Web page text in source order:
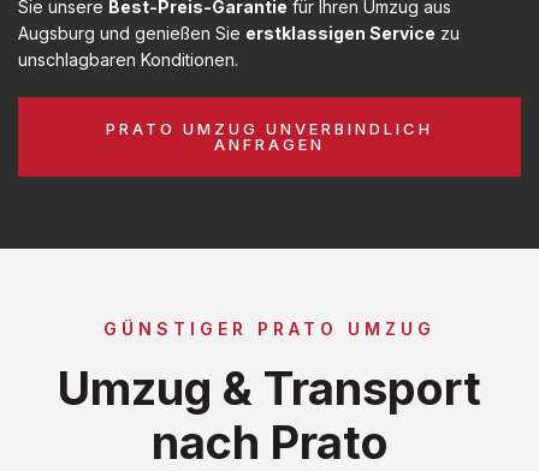
Sie unsere Best-Preis-Garantie für Ihren Umzug aus
Augsburg und genießen Sie erstklassigen Service zu
unschlagbaren Konditionen.
PRATO UMZUG UNVERBINDLICH
ANFRAGEN
GÜNSTIGER PRATO UMZUG
Umzug & Transport
nach Prato